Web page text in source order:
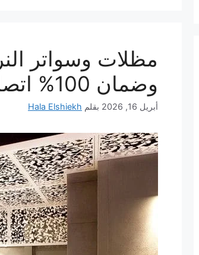
مظلات وسواتر
وضمان 100% اتصل الان
أبريل 16, 2026 بقلم Hala Elshiekh